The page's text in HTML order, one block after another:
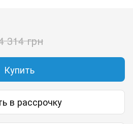
314 грн
Купить
в рассрочку